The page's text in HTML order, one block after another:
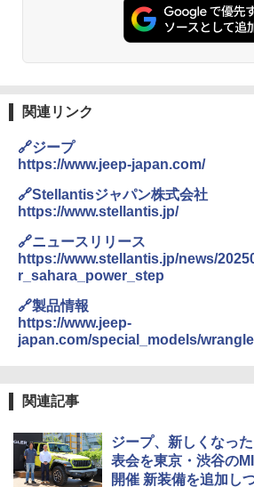
関連リンク
🔗ジープ
https://www.jeep-japan.com/
🔗Stellantisジャパン株式会社
https://www.stellantis.jp/
🔗ニュースリリース
https://www.stellantis.jp/news/
r_sahara_power_step
🔗製品情報
https://www.jeep-
japan.com/special_models/
関連記事
ジープ、新しくなっ
表会を東京・渋谷の
開催 新装備を追加し